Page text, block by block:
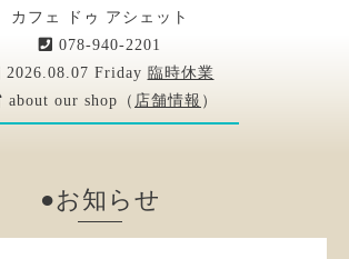
カフェ ドゥ アシェット
078-940-2201
2026.08.07 Friday 臨時休業
about our shop（ 店舗情報 ）
●お知らせ